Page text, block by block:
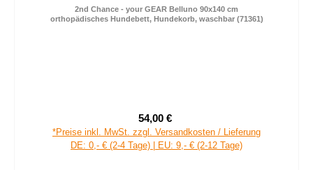
2nd Chance - your GEAR Belluno 90x140 cm
orthopädisches Hundebett, Hundekorb, waschbar (71361)
Verkaufspreis:
54,00 €
*Preise inkl. MwSt. zzgl. Versandkosten / Lieferung
DE: 0,- € (2-4 Tage) | EU: 9,- € (2-12 Tage)